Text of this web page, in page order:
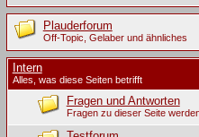
Plauderforum
Off-Topic, Gelaber und ähnliches
Intern
Alles, was diese Seiten betrifft
Fragen und Antworten
Fragen zu dieser Seite